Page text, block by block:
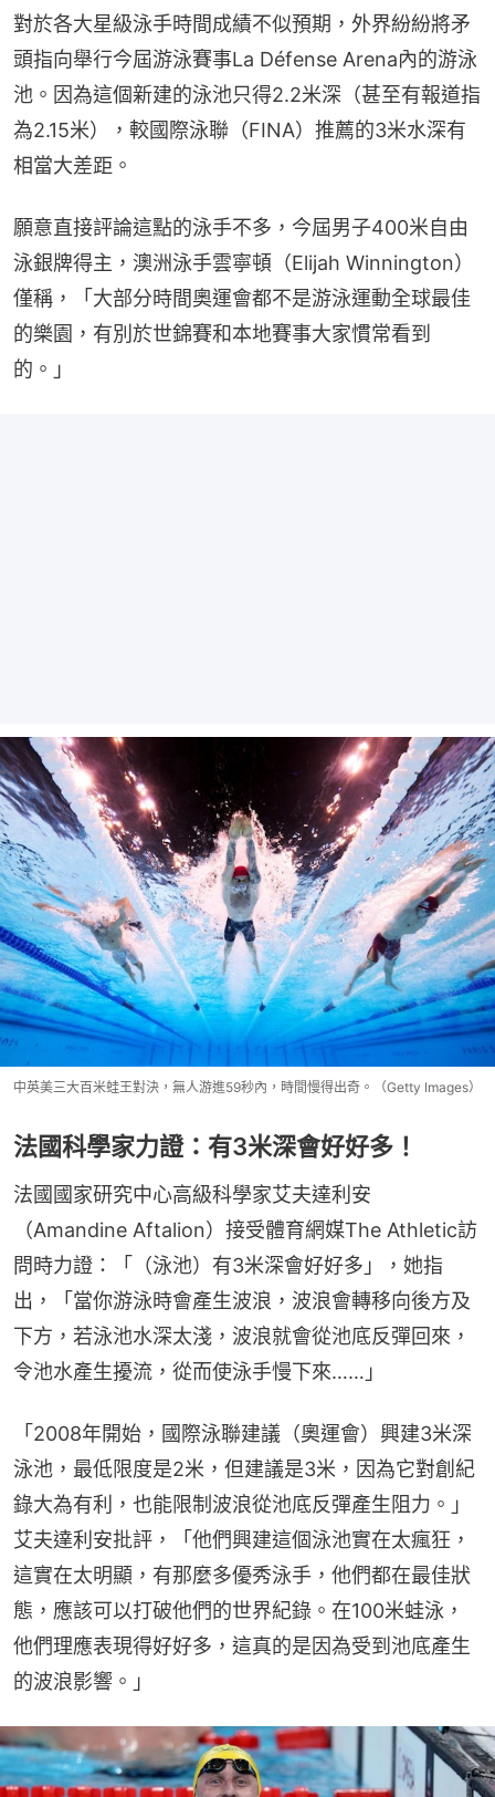
對於各大星級泳手時間成績不似預期，外界紛紛將矛
頭指向舉行今屆游泳賽事La Défense Arena內的游泳
池。因為這個新建的泳池只得2.2米深（甚至有報道指
為2.15米），較國際泳聯（FINA）推薦的3米水深有
相當大差距。
願意直接評論這點的泳手不多，今屆男子400米自由
泳銀牌得主，澳洲泳手雲寧頓（Elijah Winnington）
僅稱，「大部分時間奧運會都不是游泳運動全球最佳
的樂園，有別於世錦賽和本地賽事大家慣常看到
的。」
中英美三大百米蛙王對決，無人游進59秒內，時間慢得出奇。（Getty Images）
法國科學家力證：有3米深會好好多！
法國國家研究中心高級科學家艾夫達利安
（Amandine Aftalion）接受體育網媒The Athletic訪
問時力證：「（泳池）有3米深會好好多」，她指
出，「當你游泳時會產生波浪，波浪會轉移向後方及
下方，若泳池水深太淺，波浪就會從池底反彈回來，
令池水產生擾流，從而使泳手慢下來……」
「2008年開始，國際泳聯建議（奧運會）興建3米深
泳池，最低限度是2米，但建議是3米，因為它對創紀
錄大為有利，也能限制波浪從池底反彈產生阻力。」
艾夫達利安批評，「他們興建這個泳池實在太瘋狂，
這實在太明顯，有那麼多優秀泳手，他們都在最佳狀
態，應該可以打破他們的世界紀錄。在100米蛙泳，
他們理應表現得好好多，這真的是因為受到池底產生
的波浪影響。」